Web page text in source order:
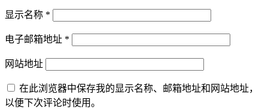
显示名称 *
电子邮箱地址 *
网站地址
在此浏览器中保存我的显示名称、邮箱地址和网站地址，
以便下次评论时使用。